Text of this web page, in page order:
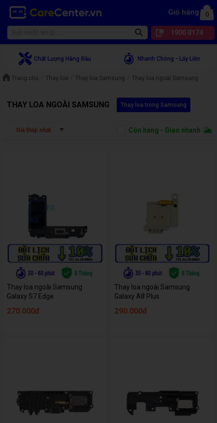
Giỏ hàng 0
1900 8174
Chất Lượng Hàng Đầu Nhanh Chóng - Lấy Liền
Trang chủ Thay loa Thay loa Samsung Thay loa ngoài Samsung
THAY LOA NGOÀI SAMSUNG Thay loa trong Samsung
Giá thấp nhất Còn hàng - Giao nhanh
Thay loa ngoài Samsung
Galaxy S7 Edge
270.000đ
Thay loa ngoài Samsung
Galaxy A8 Plus
290.000đ